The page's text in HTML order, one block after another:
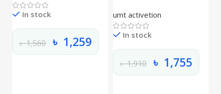
In stock
৳1,560 ৳ 1,259
umt activetion
In stock
৳1,910 ৳ 1,755